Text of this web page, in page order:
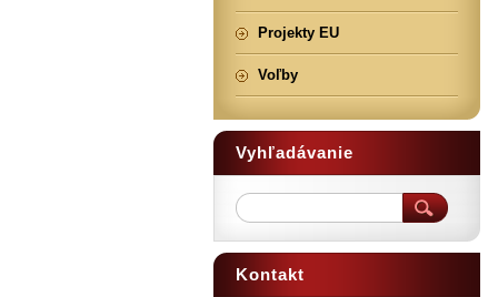
Projekty EU
Voľby
Vyhľadávanie
Kontakt